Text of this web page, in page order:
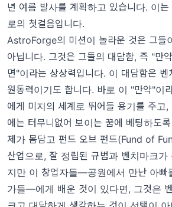
년 여름 발사를 계획하고 있습니다. 이
로의 첫걸음입니다.
AstroForge의 미션이 놀라운 것은 그들
아닙니다. 그것은 그들의 대담함, 즉 "만
면"이라는 상상력입니다. 이 대담함은 벤
원동력이기도 합니다. 바로 이 "만약"이
에게 미지의 세계로 뛰어들 용기를 주고,
에는 터무니없어 보이는 꿈에 베팅하도
제가 몸담고 펀드 오브 펀드(Fund of
산업으로, 잘 정립된 규범과 벤치마크
지만 이 창업자들—공원에서 만난 아빠
가들—에게 배운 것이 있다면, 그것은